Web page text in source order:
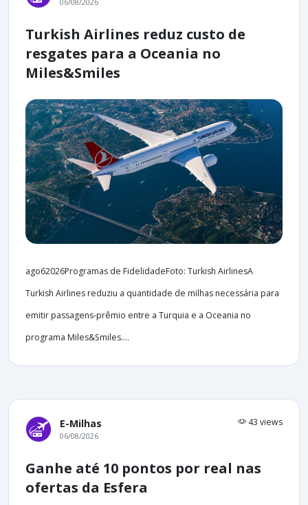
Turkish Airlines reduz custo de
resgates para a Oceania no
Miles&Smiles
ago62026Programas de FidelidadeFoto: Turkish AirlinesA
Turkish Airlines reduziu a quantidade de milhas necessária para
emitir passagens-prêmio entre a Turquia e a Oceania no
programa Miles&Smiles....
E-Milhas 43 views
06/08/2026
Ganhe até 10 pontos por real nas
ofertas da Esfera